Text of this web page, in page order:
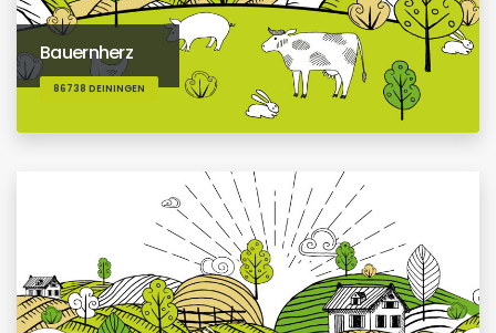
Bauernherz
86738 DEININGEN